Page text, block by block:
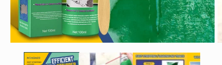
openen